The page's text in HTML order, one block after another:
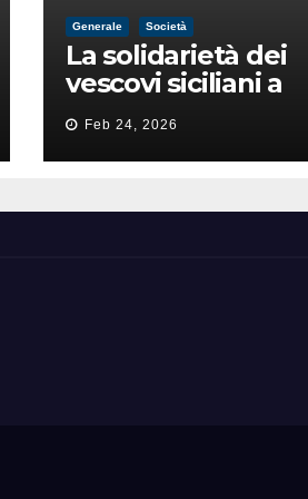
Generale Società
La solidarietà dei
vescovi siciliani a
Lorefice: «Ha difeso
il valore e la dignità
dell’umanità»
Feb 24, 2026